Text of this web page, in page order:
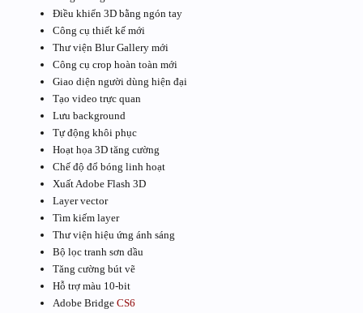
Điều khiển 3D bằng ngón tay
Công cụ thiết kế mới
Thư viện Blur Gallery mới
Công cụ crop hoàn toàn mới
Giao diện người dùng hiện đại
Tạo video trực quan
Lưu background
Tự động khôi phục
Hoạt họa 3D tăng cường
Chế độ đổ bóng linh hoạt
Xuất Adobe Flash 3D
Layer vector
Tìm kiếm layer
Thư viện hiệu ứng ánh sáng
Bộ lọc tranh sơn dầu
Tăng cường bút vẽ
Hỗ trợ màu 10-bit
Adobe Bridge CS6